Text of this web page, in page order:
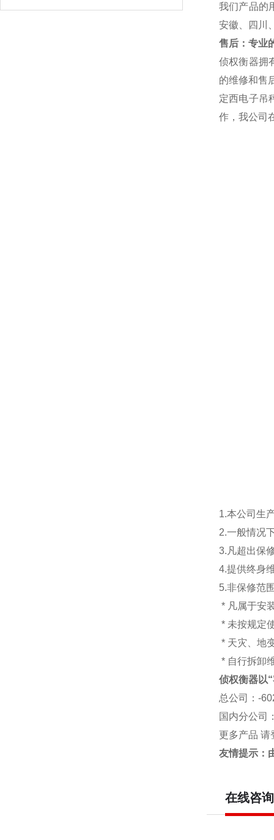
我们产品的
安徽、四川
售后：专业
侦权衡器拥
的维修和售
定西电子吊
作，我公司
1.本公司生
2.一般情况
3.凡超出保
4.提供终身
5.非保修范
* 凡属于安
* 未按规定
* 天灾、地
* 自行拆卸
侦权衡器以
总公司
：-
国内分公司
更多产品 请
友情提示：
在线咨询